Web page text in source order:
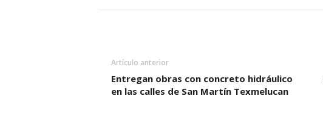
Artículo anterior
Entregan obras con concreto hidráulico
en las calles de San Martín Texmelucan